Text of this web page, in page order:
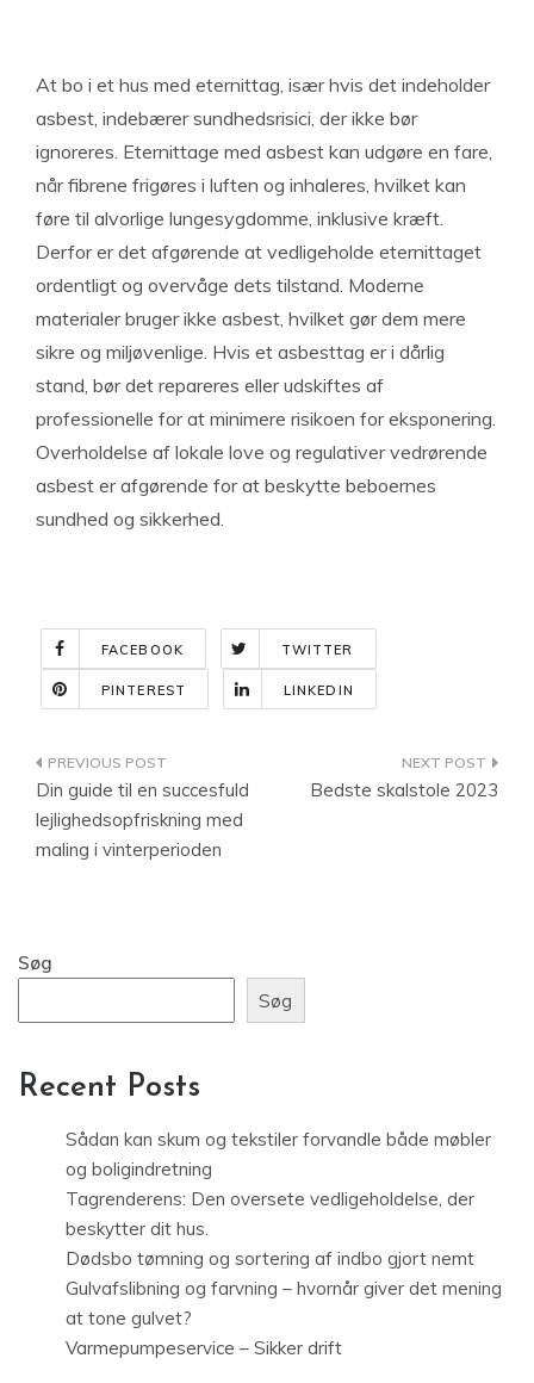
At bo i et hus med eternittag, især hvis det indeholder
asbest, indebærer sundhedsrisici, der ikke bør
ignoreres. Eternittage med asbest kan udgøre en fare,
når fibrene frigøres i luften og inhaleres, hvilket kan
føre til alvorlige lungesygdomme, inklusive kræft.
Derfor er det afgørende at vedligeholde eternittaget
ordentligt og overvåge dets tilstand. Moderne
materialer bruger ikke asbest, hvilket gør dem mere
sikre og miljøvenlige. Hvis et asbesttag er i dårlig
stand, bør det repareres eller udskiftes af
professionelle for at minimere risikoen for eksponering.
Overholdelse af lokale love og regulativer vedrørende
asbest er afgørende for at beskytte beboernes
sundhed og sikkerhed.
FACEBOOK TWITTER
PINTEREST LINKEDIN
Indlægsnavigation
Din guide til en succesfuld
lejlighedsopfriskning med
maling i vinterperioden
Bedste skalstole 2023
Søg
Søg
Recent Posts
Sådan kan skum og tekstiler forvandle både møbler
og boligindretning
Tagrenderens: Den oversete vedligeholdelse, der
beskytter dit hus.
Dødsbo tømning og sortering af indbo gjort nemt
Gulvafslibning og farvning – hvornår giver det mening
at tone gulvet?
Varmepumpeservice – Sikker drift